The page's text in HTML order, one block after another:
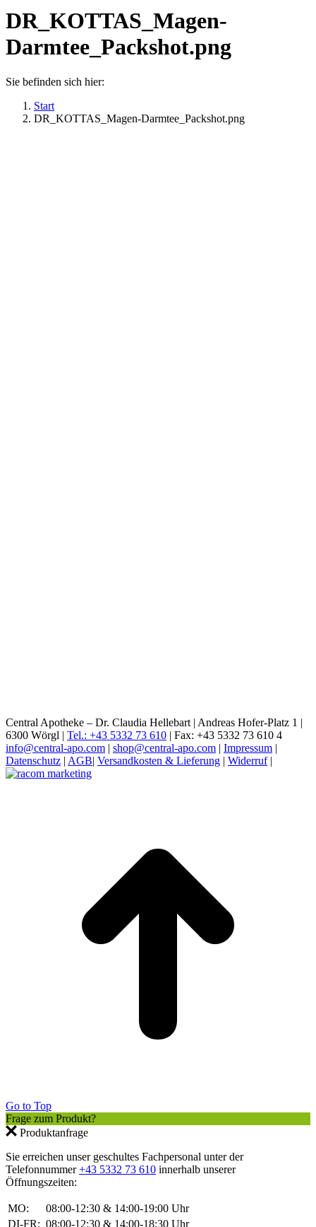
DR_KOTTAS_Magen-
Darmtee_Packshot.png
Sie befinden sich hier:
Start
DR_KOTTAS_Magen-Darmtee_Packshot.png
Central Apotheke – Dr. Claudia Hellebart | Andreas Hofer-Platz 1 |
6300 Wörgl | Tel.: +43 5332 73 610 | Fax: +43 5332 73 610 4
info@central-apo.com | shop@central-apo.com | Impressum |
Datenschutz | AGB| Versandkosten & Lieferung | Widerruf|
Go to Top
Frage zum Produkt?
Produktanfrage
Sie erreichen unser geschultes Fachpersonal unter der
Telefonnummer+43 5332 73 610 innerhalb unserer
Öffnungszeiten:
MO:
08:00-12:30 & 14:00-19:00 Uhr
DI-FR: 08:00-12:30 & 14:00-18:30 Uhr